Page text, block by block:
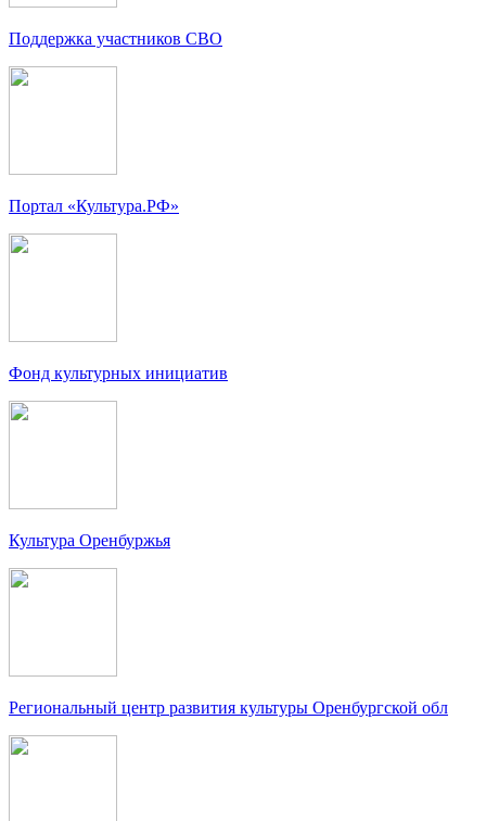
Поддержка участников СВО
Портал «Культура.РФ»
Фонд культурных инициатив
Культура Оренбуржья
Региональный центр развития культуры Оренбургской обл